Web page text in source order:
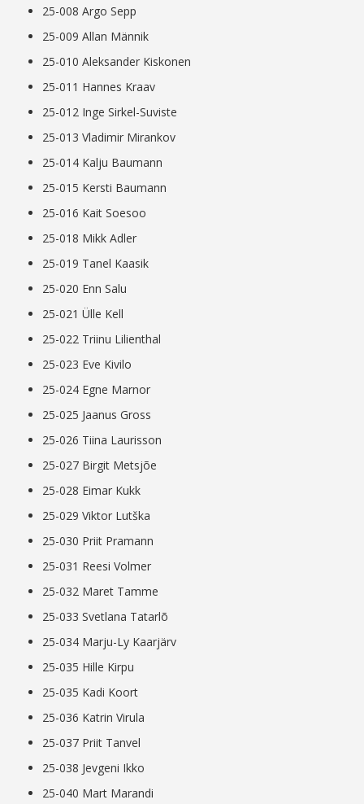
25-008 Argo Sepp
25-009 Allan Männik
25-010 Aleksander Kiskonen
25-011 Hannes Kraav
25-012 Inge Sirkel-Suviste
25-013 Vladimir Mirankov
25-014 Kalju Baumann
25-015 Kersti Baumann
25-016 Kait Soesoo
25-018 Mikk Adler
25-019 Tanel Kaasik
25-020 Enn Salu
25-021 Ülle Kell
25-022 Triinu Lilienthal
25-023 Eve Kivilo
25-024 Egne Marnor
25-025 Jaanus Gross
25-026 Tiina Laurisson
25-027 Birgit Metsjõe
25-028 Eimar Kukk
25-029 Viktor Lutška
25-030 Priit Pramann
25-031 Reesi Volmer
25-032 Maret Tamme
25-033 Svetlana Tatarlõ
25-034 Marju-Ly Kaarjärv
25-035 Hille Kirpu
25-035 Kadi Koort
25-036 Katrin Virula
25-037 Priit Tanvel
25-038 Jevgeni Ikko
25-040 Mart Marandi